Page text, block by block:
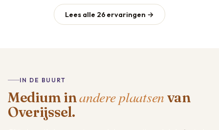
Lees alle 26 ervaringen →
IN DE BUURT
Medium inandere plaatsen van
Overijssel.